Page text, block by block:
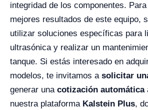
integridad de los componentes.
mejores resultados de este equipo,
utilizar soluciones específicas para
ultrasónica y realizar un
tanque. Si estás interesado en
modelos, te invitamos a solicitar
generar una cotización automática
nuestra plataforma Kalstein Plus,